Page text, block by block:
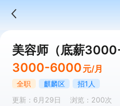
美容师（底薪
3000-6000 元/月
全职 麒麟区
招1人
更新：6月29日
浏览：200次